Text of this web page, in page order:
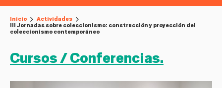
Inicio
Actividades
III Jornadas sobre coleccionismo: construcción y proyección del
coleccionismo contemporáneo
Cursos / Conferencias.